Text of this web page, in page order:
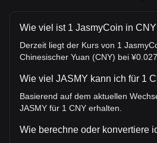
Wie viel ist 1 JasmyCoin in
Derzeit liegt der Kurs von 1
Chinesischer Yuan (CNY) bei
Wie viel JASMY kann ich für 1
Basierend auf dem aktuellen
JASMY für 1 CNY erhalten.
Wie berechne oder konvertiere